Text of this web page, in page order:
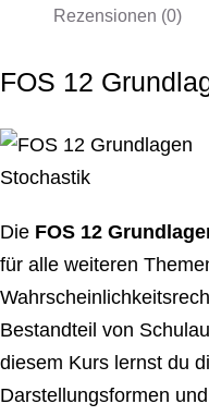
Rezensionen (0)
FOS 12
Die FOS 12
für alle weiteren
Bestandteil von
diesem Kurs lernst du
Darstellungsformen